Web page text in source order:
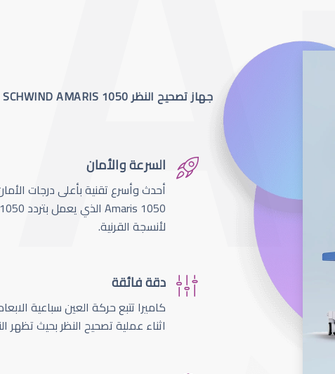
جهاز تصحيح النظر SCHWIND AMARIS 1050
السرعة والأمان
لأنسجة القرنية.
دقة فائقة
اثناء عملية تصحيح النظر بحيث تظهر